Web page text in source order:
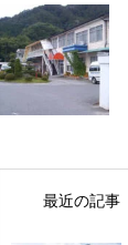
最近の記事